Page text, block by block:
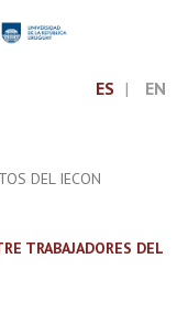
ES EN
DEL IECON
TRABAJADORES DEL